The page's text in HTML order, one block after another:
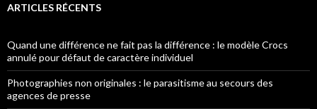
ARTICLES RÉCENTS
Quand une différence ne fait pas la différence : le modèle Crocs
annulé pour défaut de caractère individuel
Photographies non originales : le parasitisme au secours des
agences de presse